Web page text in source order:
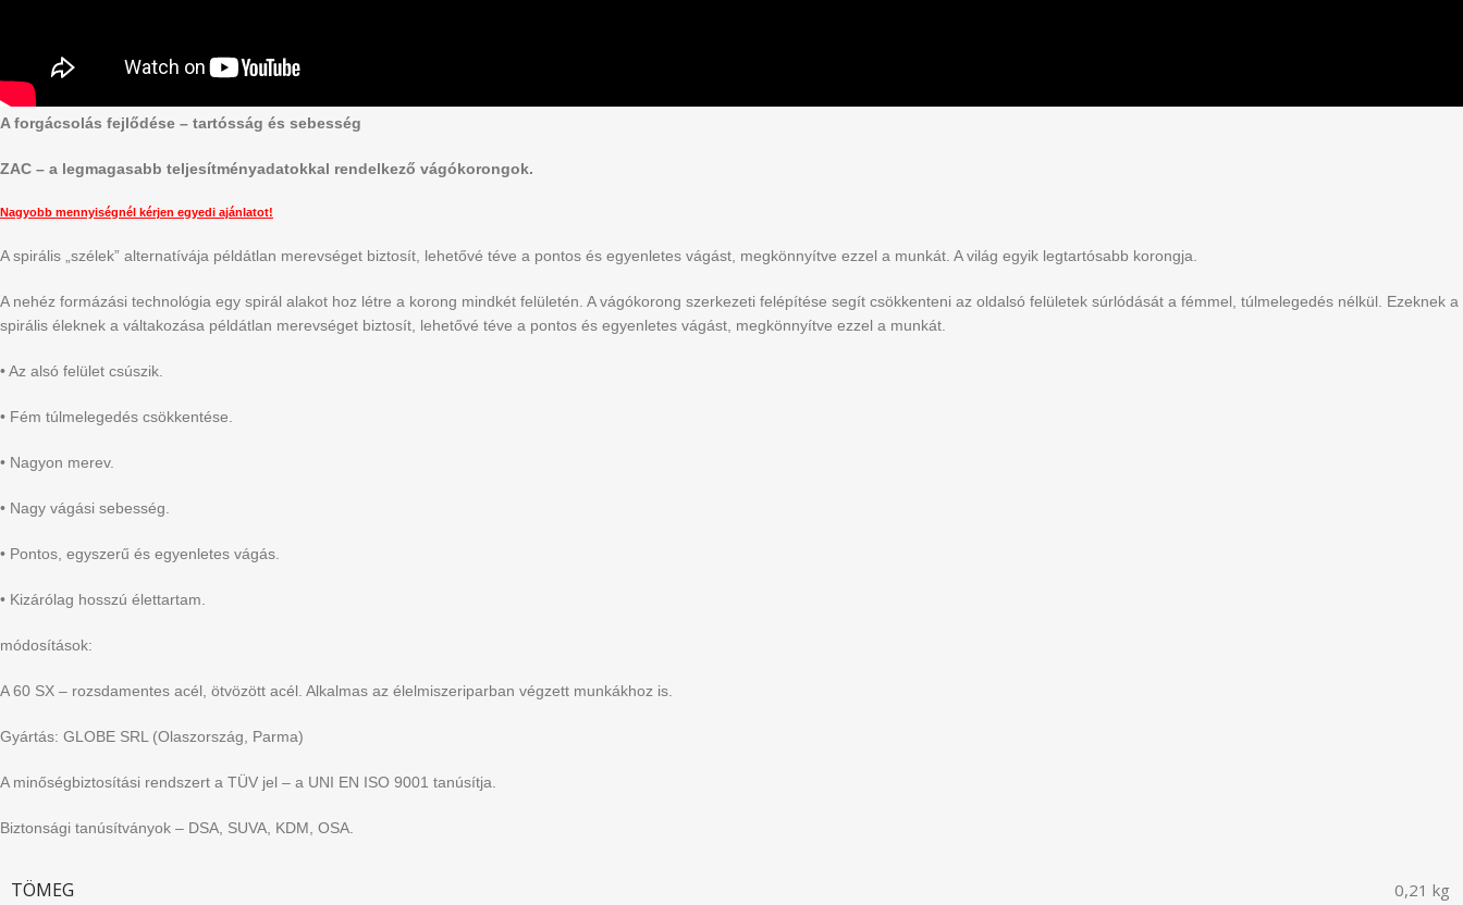
A forgácsolás fejlődése – tartósság és sebesség
ZAC – a legmagasabb teljesítményadatokkal rendelkező vágókorongok.
Nagyobb mennyiségnél kérjen egyedi ajánlatot!
A spirális „szélek” alternatívája példátlan merevséget biztosít, lehetővé téve a pontos és egyenletes vágást, megkönnyítve ezzel a munkát. A világ egyik legtartósabb korongja.
A nehéz formázási technológia egy spirál alakot hoz létre a korong mindkét felületén. A vágókorong szerkezeti felépítése segít csökkenteni az oldalsó felületek súrlódását a fémmel, túlmelegedés nélkül. Ezeknek a
spirális éleknek a váltakozása példátlan merevséget biztosít, lehetővé téve a pontos és egyenletes vágást, megkönnyítve ezzel a munkát.
• Az alsó felület csúszik.
• Fém túlmelegedés csökkentése.
• Nagyon merev.
• Nagy vágási sebesség.
• Pontos, egyszerű és egyenletes vágás.
• Kizárólag hosszú élettartam.
módosítások:
A 60 SX – rozsdamentes acél, ötvözött acél. Alkalmas az élelmiszeriparban végzett munkákhoz is.
Gyártás: GLOBE SRL (Olaszország, Parma)
A minőségbiztosítási rendszert a TÜV jel – a UNI EN ISO 9001 tanúsítja.
Biztonsági tanúsítványok – DSA, SUVA, KDM, OSA.
TÖMEG 0,21 kg